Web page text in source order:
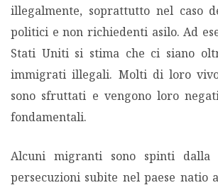
illegalmente, soprattutto nel caso
politici e non richiedenti asilo. Ad
Stati Uniti si stima che ci siano
immigrati illegali. Molti di loro
sono sfruttati e vengono loro
fondamentali.
Alcuni migranti sono spinti
persecuzioni subite nel paese natio